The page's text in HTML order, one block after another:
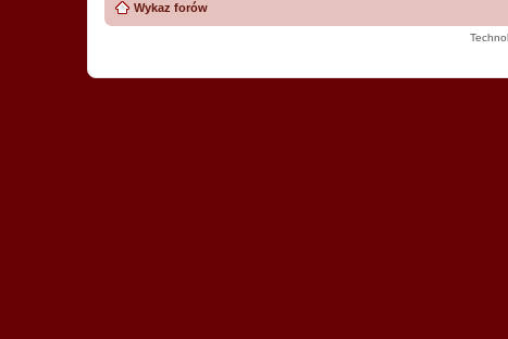
Wykaz forów